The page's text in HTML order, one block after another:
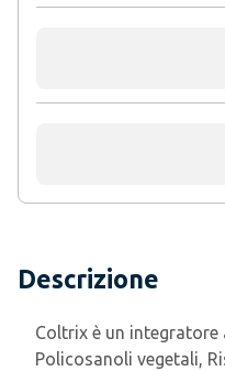
Descrizione
Coltrix è un integratore
Policosanoli vegetali,